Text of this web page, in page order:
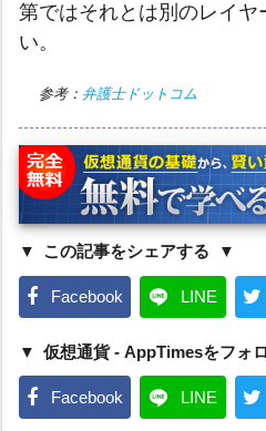
第ではそれとは別のレイ
い。
参考： 弁護士ドットコム
この記事をシェアする
Facebook LINE
仮想通貨 - AppTimesをフォ
Facebook LINE